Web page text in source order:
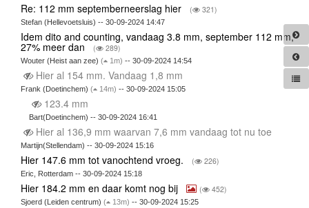
Re: 112 mm septemberneerslag hier ( 321)
Stefan (Hellevoetsluis) -- 30-09-2024 14:47
Idem dito and counting, vandaag 3.8 mm, september 112 mm,
27% meer dan ( 289)
Wouter (Heist aan zee) ( 1m) -- 30-09-2024 14:54
Hier al 154 mm. Vandaag 1,8 mm
Frank (Doetinchem) ( 14m) -- 30-09-2024 15:05
123.4 mm
Bart(Doetinchem) -- 30-09-2024 16:41
Hier al 136,9 mm waarvan 7,6 mm vandaag tot nu toe
Martijn(Stellendam) -- 30-09-2024 15:16
Hier 147.6 mm tot vanochtend vroeg. ( 226)
Eric, Rotterdam -- 30-09-2024 15:18
Hier 184.2 mm en daar komt nog bij ( 452)
Sjoerd (Leiden centrum) ( 13m) -- 30-09-2024 15:25